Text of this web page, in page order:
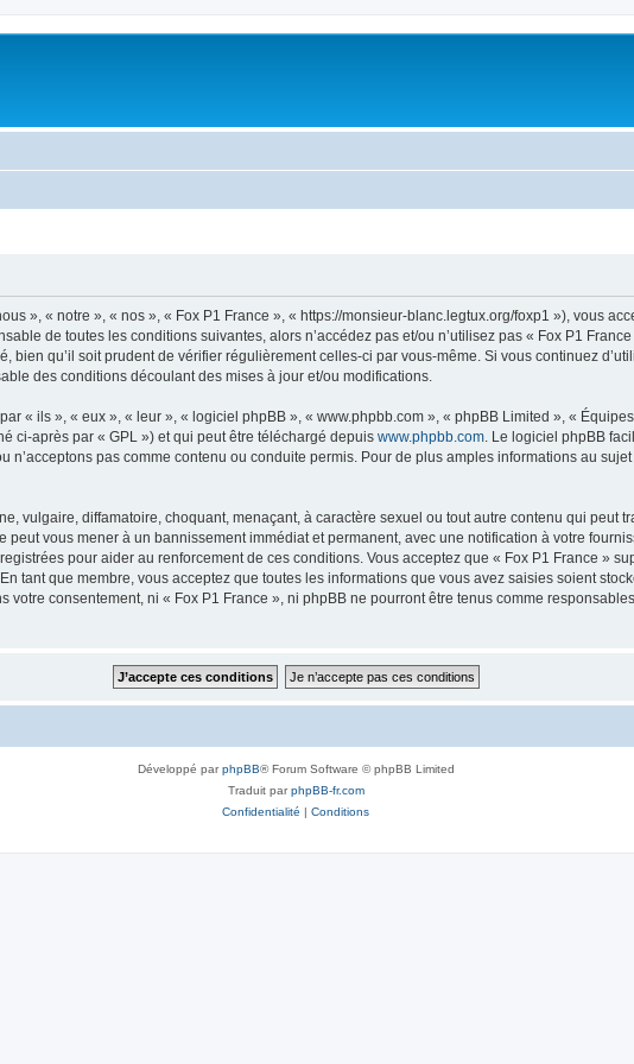
», « notre », « nos », « Fox P1 France », « https://monsieur-blanc.legtux.org/foxp1 »), vous
de toutes les conditions suivantes, alors n’accédez pas et/ou n’utilisez pas « Fox P1
bien qu’il soit prudent de vérifier régulièrement celles-ci par vous-même. Si vous continuez
des conditions découlant des mises à jour et/ou modifications.
« ils », « eux », « leur », « logiciel phpBB », « www.phpbb.com », « phpBB Limited », «
ci-après par « GPL ») et qui peut être téléchargé depuis www.phpbb.com. Le logiciel phpBB
n’acceptons pas comme contenu ou conduite permis. Pour de plus amples informations au
vulgaire, diffamatoire, choquant, menaçant, à caractère sexuel ou tout autre contenu qui peut
vous mener à un bannissement immédiat et permanent, avec une notification à votre
pour aider au renforcement de ces conditions. Vous acceptez que « Fox P1 France »
tant que membre, vous acceptez que toutes les informations que vous avez saisies soient
votre consentement, ni « Fox P1 France », ni phpBB ne pourront être tenus comme
Développé parphpBB® Forum Software © phpBB Limited
Traduit parphpBB-fr.com
Confidentialité | Conditions